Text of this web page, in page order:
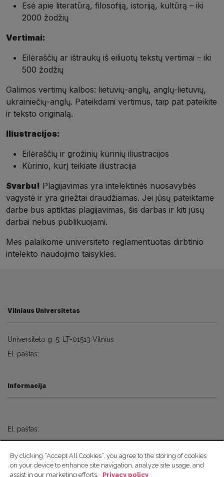
Esė apie literatūrą, filosofiją, istoriją, kultūrą – iki
2000 žodžių
Vertimai:
Eilėraščių ar ištraukų iš eiliuotų tekstų vertimai – iki
500 žodžių
Galimos vertimų kalbos: lietuvių-anglų, anglų-lietuvių,
ukrainiečių-anglų. Pateikdami vertimus, taip pat pateikite
ir teksto originalą.
Iliustracijos:
Eilėraščių ir grožinių kūrinių iliustracijos
Kūrinio, kurį teikiate iliustracija
Svarbu! Plagijavimas yra intelektinės nuosavybės
vagystė ir yra griežtai draudžiamas. Jei jūsų pateiktame
darbe bus aptiktas plagijavimas, šis darbas ir kiti jūsų
darbai nebus publikuojami.
Mes palaikome universiteto reglamentuotas dirbtinio
intelekto naudojimo taisykles.
Vilniaus Universitetas
Universiteto g. 5, LT-01513 Vilnius
El. paštas:
Informacija
El. paštas:
Socialiniai Tinklai
By clicking “Accept All Cookies”, you agree to the storing of cookies
on your device to enhance site navigation, analyze site usage, and
assist in our marketing efforts.
Privacy policy